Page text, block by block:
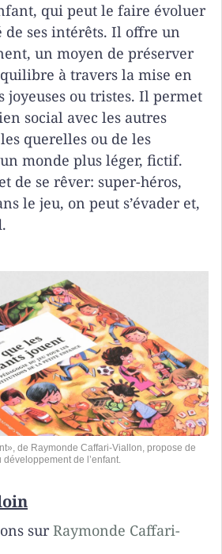
qui peut le faire évoluer
de ses intérêts. Il offre un
un moyen de préserver
à travers la mise en
joyeuses ou tristes. Il permet
social avec les autres
querelles ou de les
monde plus léger, fictif.
de se rêver: super-héros,
le jeu, on peut s’évader et,
de Raymonde Caffari-Viallon, propose de
de l’enfant.
surRaymonde Caffari-